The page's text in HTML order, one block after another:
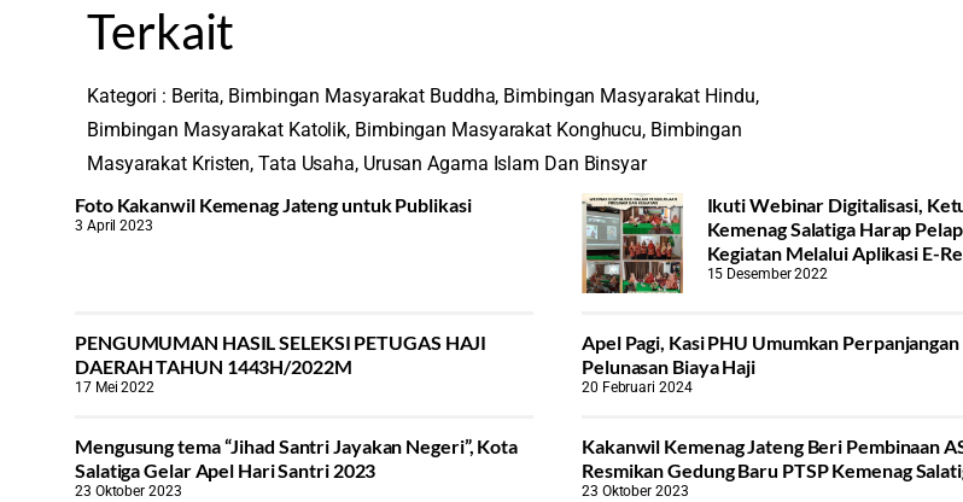
Terkait
Kategori : Berita, Bimbingan Masyarakat Buddha, Bimbingan Masyarakat Hindu,
Bimbingan Masyarakat Katolik, Bimbingan Masyarakat Konghucu, Bimbingan
Masyarakat Kristen,Tata Usaha, Urusan Agama Islam Dan Binsyar
Foto Kakanwil Kemenag Jateng untuk Publikasi
3 April 2023
Ikuti Webinar Digitalisasi,
Kemenag Salatiga Harap
Kegiatan Melalui Aplikasi E-
15 Desember 2022
PENGUMUMAN HASIL SELEKSI PETUGAS HAJI
DAERAH TAHUN 1443H/2022M
17 Mei 2022
Apel Pagi, Kasi PHU Umumkan Perpanjangan
Pelunasan Biaya Haji
20 Februari 2024
Mengusung tema “Jihad Santri Jayakan Negeri”, Kota
Salatiga Gelar Apel Hari Santri 2023
23 Oktober 2023
Kakanwil Kemenag Jateng Beri Pembinaan
Resmikan Gedung Baru PTSP Kemenag
23 Oktober 2023